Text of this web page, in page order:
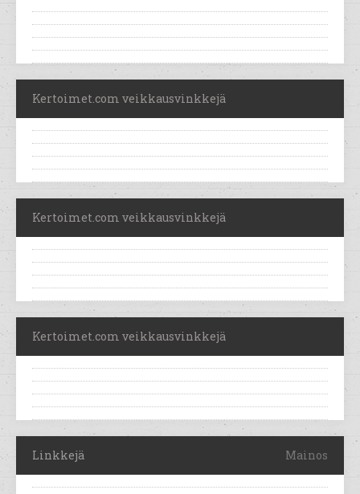
Kertoimet.com veikkausvinkkejä
Kertoimet.com veikkausvinkkejä
Kertoimet.com veikkausvinkkejä
Linkkejä Mainos